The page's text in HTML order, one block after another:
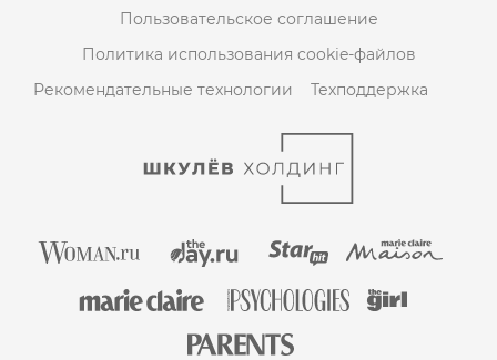
Пользовательское соглашение
Политика использования cookie-файлов
Рекомендательные технологии
Техподдержка